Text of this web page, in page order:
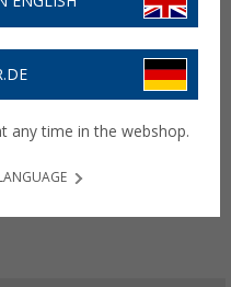
any time in the webshop.